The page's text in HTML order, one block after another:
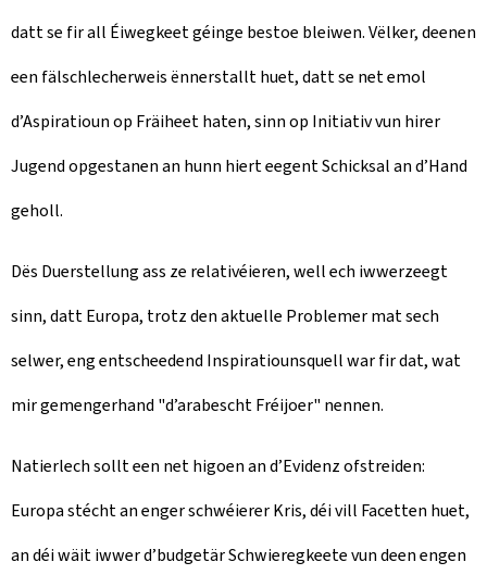
datt se fir all Éiwegkeet géinge bestoe bleiwen. Vëlker, deenen
een fälschlecherweis ënnerstallt huet, datt se net emol
d’Aspiratioun op Fräiheet haten, sinn op Initiativ vun hirer
Jugend opgestanen an hunn hiert eegent Schicksal an d’Hand
geholl.
Dës Duerstellung ass ze relativéieren, well ech iwwerzeegt
sinn, datt Europa, trotz den aktuelle Problemer mat sech
selwer, eng entscheedend Inspiratiounsquell war fir dat, wat
mir gemengerhand "d’arabescht Fréijoer" nennen.
Natierlech sollt een net higoen an d’Evidenz ofstreiden:
Europa stécht an enger schwéierer Kris, déi vill Facetten huet,
an déi wäit iwwer d’budgetär Schwieregkeete vun deen engen